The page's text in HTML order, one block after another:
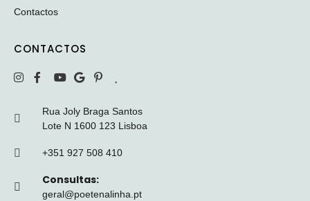
Contactos
CONTACTOS
Rua Joly Braga Santos
Lote N 1600 123 Lisboa
+351 927 508 410
Consultas:
geral@poetenalinha.pt